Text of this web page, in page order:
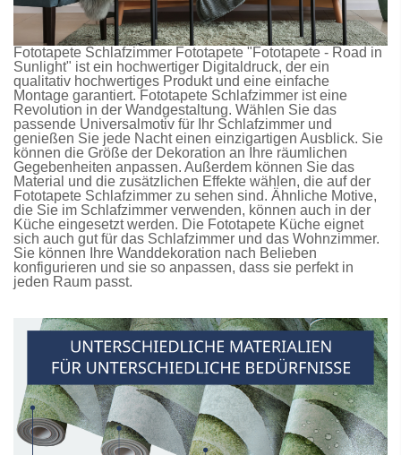
Fototapete Schlafzimmer Fototapete "Fototapete - Road in
Sunlight" ist ein hochwertiger Digitaldruck, der ein
qualitativ hochwertiges Produkt und eine einfache
Montage garantiert. Fototapete Schlafzimmer ist eine
Revolution in der Wandgestaltung. Wählen Sie das
passende Universalmotiv für Ihr Schlafzimmer und
genießen Sie jede Nacht einen einzigartigen Ausblick. Sie
können die Größe der Dekoration an Ihre räumlichen
Gegebenheiten anpassen. Außerdem können Sie das
Material und die zusätzlichen Effekte wählen, die auf der
Fototapete Schlafzimmer zu sehen sind. Ähnliche Motive,
die Sie im Schlafzimmer verwenden, können auch in der
Küche eingesetzt werden. Die Fototapete Küche eignet
sich auch gut für das Schlafzimmer und das Wohnzimmer.
Sie können Ihre Wanddekoration nach Belieben
konfigurieren und sie so anpassen, dass sie perfekt in
jeden Raum passt.